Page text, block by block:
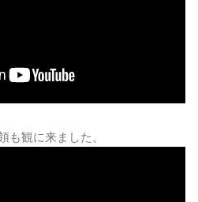
も観に来ました。